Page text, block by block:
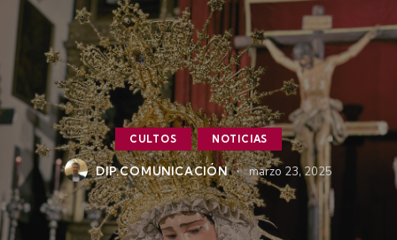
CULTOS NOTICIAS
DIP.COMUNICACIÓN marzo 23, 2025